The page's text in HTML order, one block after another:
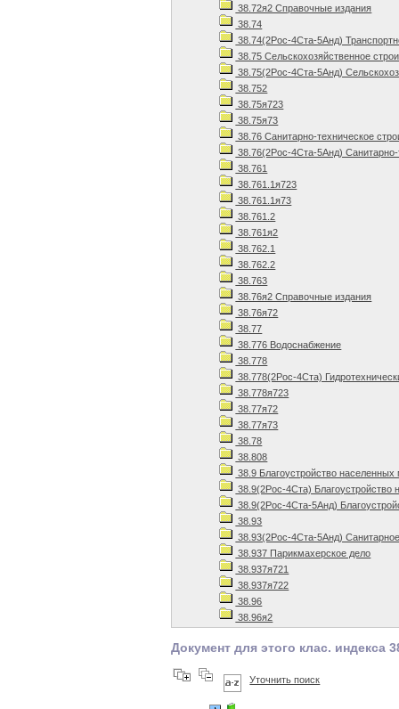
38.72я2 Справочные издания
38.74
38.74(2Рос-4Ста-5Анд)
38.75 Сельскохозяйственное
38.75(2Рос-4Ста-5Анд)
38.752
38.75я723
38.75я73
38.76 Санитарно-техническое
38.76(2Рос-4Ста-5Анд) Санитарно-
38.761
38.761.1я723
38.761.1я73
38.761.2
38.761я2
38.762.1
38.762.2
38.763
38.76я2 Справочные издания
38.76я72
38.77
38.776 Водоснабжение
38.778
38.778(2Рос-4Ста)
38.778я723
38.77я72
38.77я73
38.78
38.808
38.9 Благоустройство населенных
38.9(2Рос-4Ста) Благоустройство
38.9(2Рос-4Ста-5Анд)
38.93
38.93(2Рос-4Ста-5Анд)
38.937 Парикмахерское дело
38.937я721
38.937я722
38.96
38.96я2
Документ для этого клас. индекса
Уточнить поиск